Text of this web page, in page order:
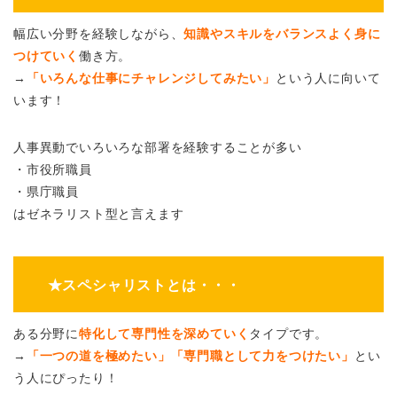
幅広い分野を経験しながら、知識やスキルをバランスよく身に
つけていく 働き方。
→
「いろんな仕事にチャレンジしてみたい」
という人に向いて
います！
人事異動でいろいろな部署を経験することが多い
・市役所職員
・県庁職員
はゼネラリスト型と言えます
★スペシャリストとは・・・
ある分野に特化して専門性を深めていく タイプです。
→
「一つの道を極めたい」「専門職として力をつけたい」
とい
う人にぴったり！